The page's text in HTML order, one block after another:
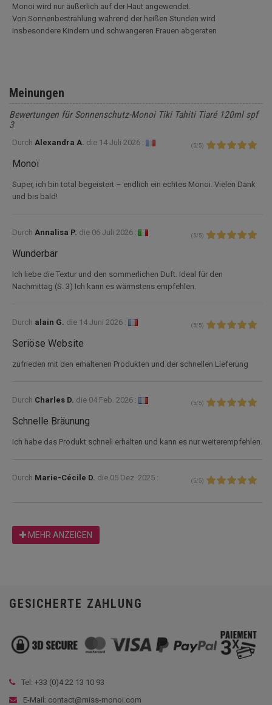
Monoi wird nur äußerlich auf der Haut angewendet.
Von Sonnenbestrahlung während der heißen Stunden wird
insbesondere Kindern und schwangeren Frauen abgeraten
Meinungen
Bewertungen für Sonnenschutz-Monoi Tiki Tahiti Tiaré 120ml spf
3
Durch Alexandra A. die 14 Juli 2026 : ( 5/ 5)
Monoï
Super, ich bin total begeistert – endlich ein echtes Monoi. Vielen Dank
und bis bald!
Durch Annalisa P. die 06 Juli 2026 : ( 5/ 5)
Wunderbar
Ich liebe die Textur und den sommerlichen Duft. Ideal für den
Nachmittag (S. 3) Ich kann es wärmstens empfehlen.
Durch alain G. die 14 Juni 2026 : ( 5/ 5)
Seriöse Website
zufrieden mit den erhaltenen Produkten und der schnellen Lieferung
Durch Charles D. die 04 Feb. 2026 : ( 5/ 5)
Schnelle Bräunung
Ich habe das Produkt schnell erhalten und kann es nur weiterempfehlen.
Durch Marie-Cécile D. die 05 Dez. 2025 : ( 5/ 5)
MEHR ANZEIGEN
GESICHERTE ZAHLUNG
Tel: +33 (0)4 22 13 10 93
E-Mail: contact@miss-monoi.com